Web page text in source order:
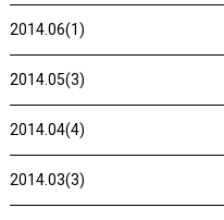
2014.06(1)
2014.05(3)
2014.04(4)
2014.03(3)